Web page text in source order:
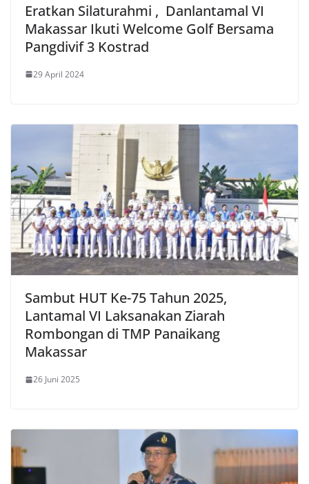
Eratkan Silaturahmi , Danlantamal VI
Makassar Ikuti Welcome Golf Bersama
Pangdivif 3 Kostrad
29 April 2024
Sambut HUT Ke-75 Tahun 2025,
Lantamal VI Laksanakan Ziarah
Rombongan di TMP Panaikang
Makassar
26 Juni 2025